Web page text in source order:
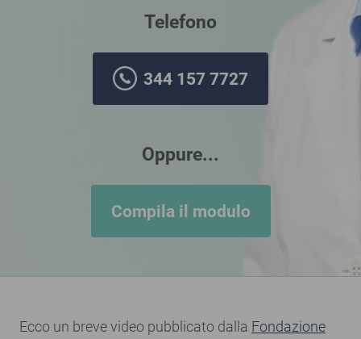
Telefono
344 157 7727
Oppure...
Compila il modulo
Ecco un breve video pubblicato dalla Fondazione